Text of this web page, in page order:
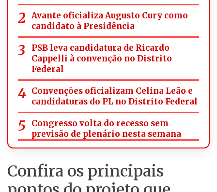
Avante oficializa Augusto Cury como
candidato à Presidência
PSB leva candidatura de Ricardo
Cappelli à convenção no Distrito
Federal
Convenções oficializam Celina Leão e
candidaturas do PL no Distrito Federal
Congresso volta do recesso sem
previsão de plenário nesta semana
Confira os principais